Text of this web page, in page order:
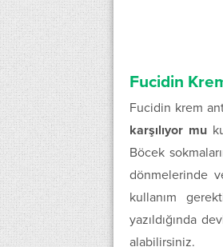
Fucidin
Fucidin krem
karşılıyor mu
Böcek
dönmelerinde
kullanım
yazıldığında
alabilirsiniz.